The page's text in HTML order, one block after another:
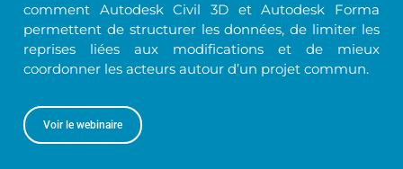
comment Autodesk Civil 3D et Autodesk Forma
permettent de structurer les données, de limiter les
reprises liées aux modifications et de mieux
coordonner les acteurs autour d’un projet commun.
Voir le webinaire